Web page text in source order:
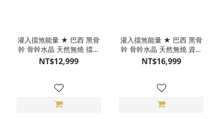
灌入擋煞能量 ★ 巴西 黑骨
幹 骨幹水晶 天然無燒 擋煞
擋小人 桌上型擺件 (附木座)
S24CC28-24
NT$12,999
灌入擋煞能量 ★ 巴西 黑骨
幹 骨幹水晶 天然無燒 資料
庫 共生方解石 擋煞 擋小人
桌上型擺件 (附木座)
NT$16,999